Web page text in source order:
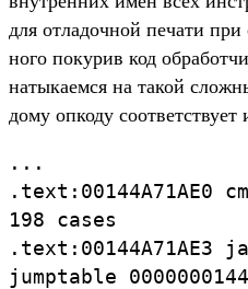
для отла­доч­ной печати
ного покурив код
натыка­емся на такой
дому опко­ду
...
. text: 00144A71AE0
198 cases
. text: 00144A71AE3
jumptable